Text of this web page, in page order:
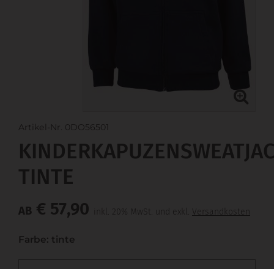
Artikel-Nr. 0DO56501
TINTE
AB € 57,90 inkl. 20% MwSt. und exkl. Versandkosten
Farbe: tinte